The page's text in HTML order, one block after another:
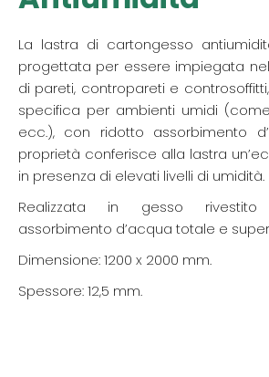
La lastra di cartongesso
progettata per essere impiegata
di pareti, contropareti e
specifica per ambienti umidi
ecc.), con ridotto assorbimento
proprietà conferisce alla lastra
in presenza di elevati livelli di umidità.
Realizzata in gesso
assorbimento d’acqua totale e
Dimensione: 1200 x 2000 mm.
Spessore: 12,5 mm.